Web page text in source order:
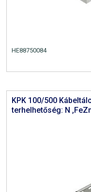
HE88750084
KPK 100/500
terhelhetőség: N